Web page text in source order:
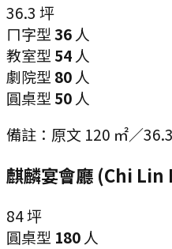
36.3 坪
ㄇ字型 36 人
教室型 54 人
劇院型 80 人
圓桌型 50 人
備註： 原文 120 ㎡／
麒麟宴會廳 (Chi
84坪
圓桌型 180 人